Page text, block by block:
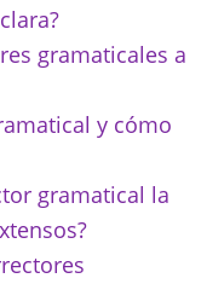
gramaticales a
y cómo
gramatical la